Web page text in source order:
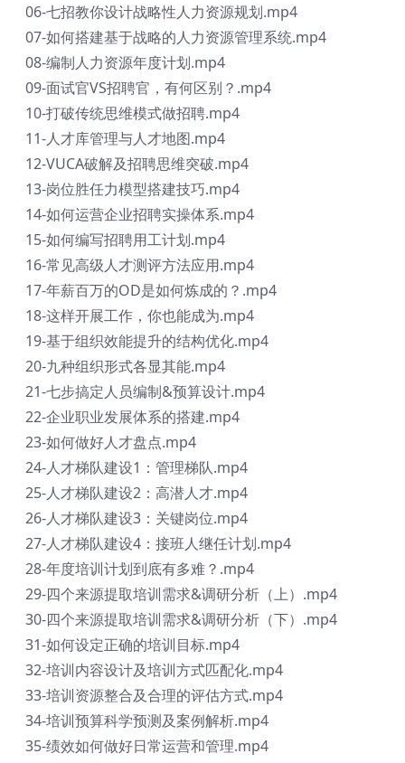
06-七招教你设计战略性人力资源规划.mp4
07-如何搭建基于战略的人力资源管理系统.mp4
08-编制人力资源年度计划.mp4
09-面试官VS招聘官，有何区别？.mp4
10-打破传统思维模式做招聘.mp4
11-人才库管理与人才地图.mp4
12-VUCA破解及招聘思维突破.mp4
13-岗位胜任力模型搭建技巧.mp4
14-如何运营企业招聘实操体系.mp4
15-如何编写招聘用工计划.mp4
16-常见高级人才测评方法应用.mp4
17-年薪百万的OD是如何炼成的？.mp4
18-这样开展工作，你也能成为.mp4
19-基于组织效能提升的结构优化.mp4
20-九种组织形式各显其能.mp4
21-七步搞定人员编制&预算设计.mp4
22-企业职业发展体系的搭建.mp4
23-如何做好人才盘点.mp4
24-人才梯队建设1：管理梯队.mp4
25-人才梯队建设2：高潜人才.mp4
26-人才梯队建设3：关键岗位.mp4
27-人才梯队建设4：接班人继任计划.mp4
28-年度培训计划到底有多难？.mp4
29-四个来源提取培训需求&调研分析（上）.mp4
30-四个来源提取培训需求&调研分析（下）.mp4
31-如何设定正确的培训目标.mp4
32-培训内容设计及培训方式匹配化.mp4
33-培训资源整合及合理的评估方式.mp4
34-培训预算科学预测及案例解析.mp4
35-绩效如何做好日常运营和管理.mp4